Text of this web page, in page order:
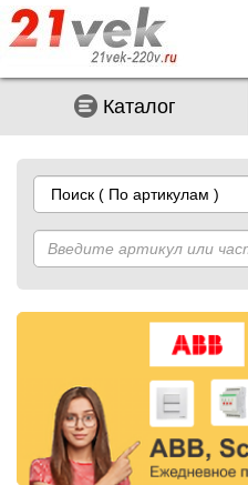
Каталог
Поиск ( По артикулам )